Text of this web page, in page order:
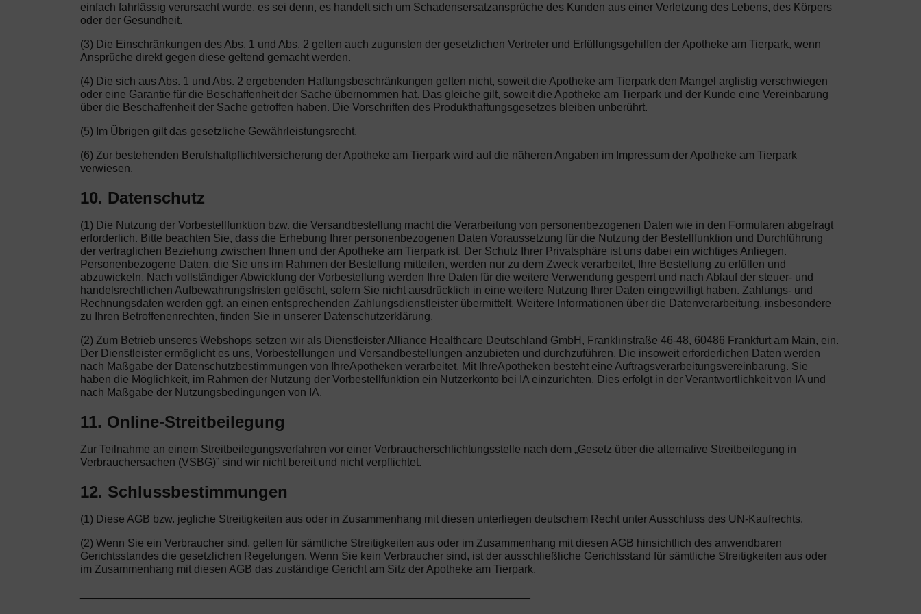
einfach fahrlässig verursacht wurde, es sei denn, es handelt sich um Schadensersatzansprüche des Kunden aus einer Verletzung des Lebens, des Körpers
oder der Gesundheit.
(3) Die Einschränkungen des Abs. 1 und Abs. 2 gelten auch zugunsten der gesetzlichen Vertreter und Erfüllungsgehilfen der Apotheke am Tierpark, wenn
Ansprüche direkt gegen diese geltend gemacht werden.
(4) Die sich aus Abs. 1 und Abs. 2 ergebenden Haftungsbeschränkungen gelten nicht, soweit die Apotheke am Tierpark den Mangel arglistig verschwiegen
oder eine Garantie für die Beschaffenheit der Sache übernommen hat. Das gleiche gilt, soweit die Apotheke am Tierpark und der Kunde eine Vereinbarung
über die Beschaffenheit der Sache getroffen haben. Die Vorschriften des Produkthaftungsgesetzes bleiben unberührt.
(5) Im Übrigen gilt das gesetzliche Gewährleistungsrecht.
(6) Zur bestehenden Berufshaftpflichtversicherung der Apotheke am Tierpark wird auf die näheren Angaben im Impressum der Apotheke am Tierpark
verwiesen.
10. Datenschutz
(1) Die Nutzung der Vorbestellfunktion bzw. die Versandbestellung macht die Verarbeitung von personenbezogenen Daten wie in den Formularen abgefragt
erforderlich. Bitte beachten Sie, dass die Erhebung Ihrer personenbezogenen Daten Voraussetzung für die Nutzung der Bestellfunktion und Durchführung
der vertraglichen Beziehung zwischen Ihnen und der Apotheke am Tierpark ist. Der Schutz Ihrer Privatsphäre ist uns dabei ein wichtiges Anliegen.
Personenbezogene Daten, die Sie uns im Rahmen der Bestellung mitteilen, werden nur zu dem Zweck verarbeitet, Ihre Bestellung zu erfüllen und
abzuwickeln. Nach vollständiger Abwicklung der Vorbestellung werden Ihre Daten für die weitere Verwendung gesperrt und nach Ablauf der steuer- und
handelsrechtlichen Aufbewahrungsfristen gelöscht, sofern Sie nicht ausdrücklich in eine weitere Nutzung Ihrer Daten eingewilligt haben. Zahlungs- und
Rechnungsdaten werden ggf. an einen entsprechenden Zahlungsdienstleister übermittelt. Weitere Informationen über die Datenverarbeitung, insbesondere
zu Ihren Betroffenenrechten, finden Sie in unserer Datenschutzerklärung.
(2) Zum Betrieb unseres Webshops setzen wir als Dienstleister Alliance Healthcare Deutschland GmbH, Franklinstraße 46-48, 60486 Frankfurt am Main, ein.
Der Dienstleister ermöglicht es uns, Vorbestellungen und Versandbestellungen anzubieten und durchzuführen. Die insoweit erforderlichen Daten werden
nach Maßgabe der Datenschutzbestimmungen von IhreApotheken verarbeitet. Mit IhreApotheken besteht eine Auftragsverarbeitungsvereinbarung. Sie
haben die Möglichkeit, im Rahmen der Nutzung der Vorbestellfunktion ein Nutzerkonto bei IA einzurichten. Dies erfolgt in der Verantwortlichkeit von IA und
nach Maßgabe der Nutzungsbedingungen von IA.
11. Online-Streitbeilegung
Zur Teilnahme an einem Streitbeilegungsverfahren vor einer Verbraucherschlichtungsstelle nach dem „Gesetz über die alternative Streitbeilegung in
Verbrauchersachen (VSBG)” sind wir nicht bereit und nicht verpflichtet.
12. Schlussbestimmungen
(1) Diese AGB bzw. jegliche Streitigkeiten aus oder in Zusammenhang mit diesen unterliegen deutschem Recht unter Ausschluss des UN-Kaufrechts.
(2) Wenn Sie ein Verbraucher sind, gelten für sämtliche Streitigkeiten aus oder im Zusammenhang mit diesen AGB hinsichtlich des anwendbaren
Gerichtsstandes die gesetzlichen Regelungen. Wenn Sie kein Verbraucher sind, ist der ausschließliche Gerichtsstand für sämtliche Streitigkeiten aus oder
im Zusammenhang mit diesen AGB das zuständige Gericht am Sitz der Apotheke am Tierpark.